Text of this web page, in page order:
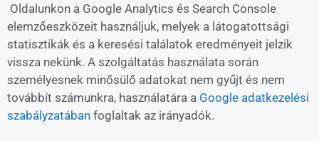
Oldalunkon a Google Analytics és Search Console
elemzőeszközeit használjuk, melyek a látogatottsági
statisztikák és a keresési találatok eredményeit jelzik
vissza nekünk. A szolgáltatás használata során
személyesnek minősülő adatokat nem gyűjt és nem
továbbít számunkra, használatára a Google adatkezelési
szabályzatában foglaltak az irányadók.